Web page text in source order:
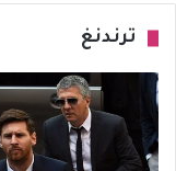
ترندنغ